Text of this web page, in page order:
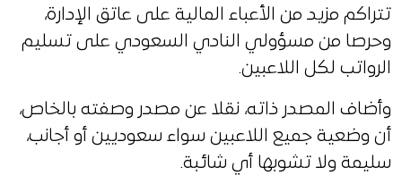
تتراكم مزيد من الأعباء المالية على عاتق الإدارة،
وحرصا من مسؤولي النادي السعودي على تسليم
الرواتب لكل اللاعبين.
وأضاف المصدر ذاته، نقلا عن مصدر وصفته بالخاص،
أن وضعية جميع اللاعبين سواء سعوديين أو أجانب،
سليمة ولا تشوبها أي شائبة.